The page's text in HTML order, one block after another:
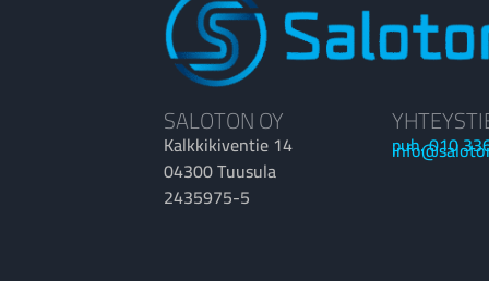
SALOTON OY
Kalkkikiventie 14
04300 Tuusula
2435975-5
puh. 010